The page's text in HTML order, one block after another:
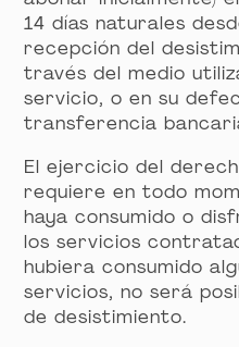
14 días naturales
recepción del
través del medio
servicio, o en su
transferencia
El ejercicio del
requiere en todo
haya consumido o
los servicios
hubiera consumido
servicios, no será
de desistimiento.